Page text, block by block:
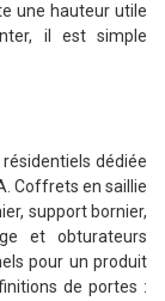
une hauteur utile
il est simple
dédiée
Coffrets en saillie
support bornier,
et obturateurs
pour un produit
de portes :